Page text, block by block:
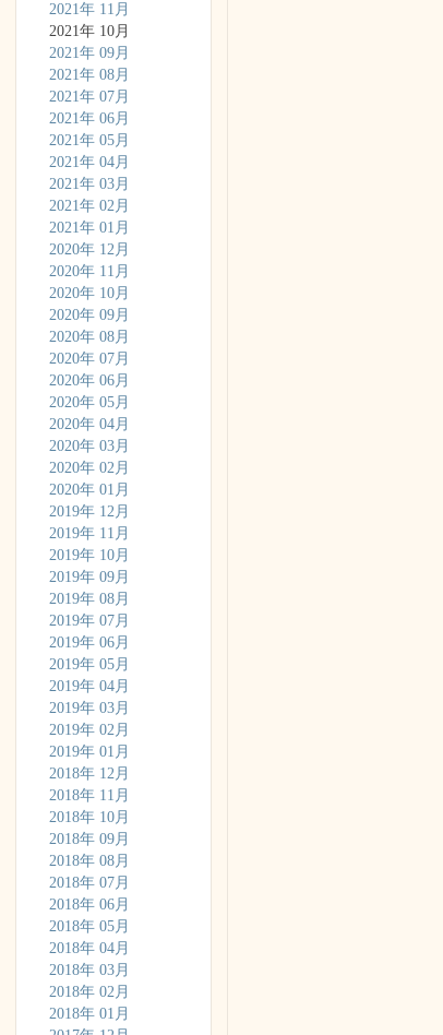
2021年 11月
2021年 10月
2021年 09月
2021年 08月
2021年 07月
2021年 06月
2021年 05月
2021年 04月
2021年 03月
2021年 02月
2021年 01月
2020年 12月
2020年 11月
2020年 10月
2020年 09月
2020年 08月
2020年 07月
2020年 06月
2020年 05月
2020年 04月
2020年 03月
2020年 02月
2020年 01月
2019年 12月
2019年 11月
2019年 10月
2019年 09月
2019年 08月
2019年 07月
2019年 06月
2019年 05月
2019年 04月
2019年 03月
2019年 02月
2019年 01月
2018年 12月
2018年 11月
2018年 10月
2018年 09月
2018年 08月
2018年 07月
2018年 06月
2018年 05月
2018年 04月
2018年 03月
2018年 02月
2018年 01月